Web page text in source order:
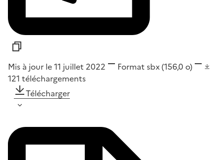
Mis à jour le 11 juillet 2022 Format sbx(156,0 o)
121 téléchargements
Télécharger